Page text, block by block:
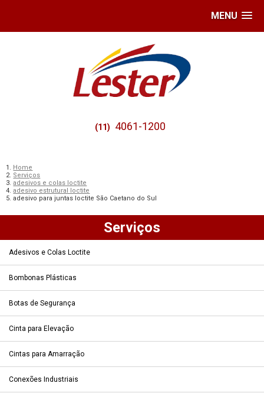
MENU
(11) 4061-1200
Home
Serviços
adesivos e colas loctite
adesivo estrutural loctite
adesivo para juntas loctite São Caetano do Sul
Serviços
Adesivos e Colas Loctite
Bombonas Plásticas
Botas de Segurança
Cinta para Elevação
Cintas para Amarração
Conexões Industriais